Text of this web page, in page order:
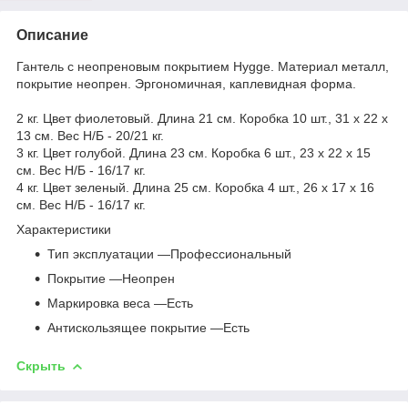
Описание
Гантель с неопреновым покрытием Hygge. Материал металл,
покрытие неопрен. Эргономичная, каплевидная форма.
2 кг. Цвет фиолетовый. Длина 21 см. Коробка 10 шт., 31 х 22 х
13 см. Вес Н/Б - 20/21 кг.
3 кг. Цвет голубой. Длина 23 см. Коробка 6 шт., 23 х 22 х 15
см. Вес Н/Б - 16/17 кг.
4 кг. Цвет зеленый. Длина 25 см. Коробка 4 шт., 26 х 17 х 16
см. Вес Н/Б - 16/17 кг.
Характеристики
Тип эксплуатации —Профессиональный
Покрытие —Неопрен
Маркировка веса —Есть
Антискользящее покрытие —Есть
Скрыть